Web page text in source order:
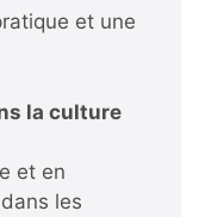
et une
la culture
et en
les